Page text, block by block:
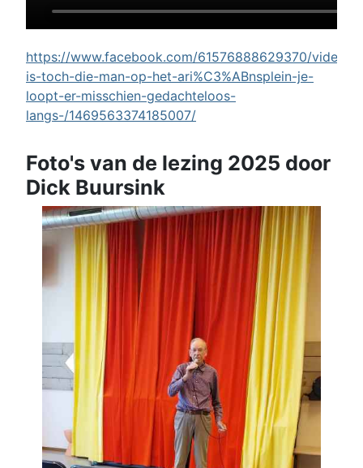
https://www.facebook.com/61576888629370/videos/
is-toch-die-man-op-het-ari%C3%ABnsplein-je-
loopt-er-misschien-gedachteloos-
langs-/1469563374185007/
Foto's van de lezing 2025 door
Dick Buursink